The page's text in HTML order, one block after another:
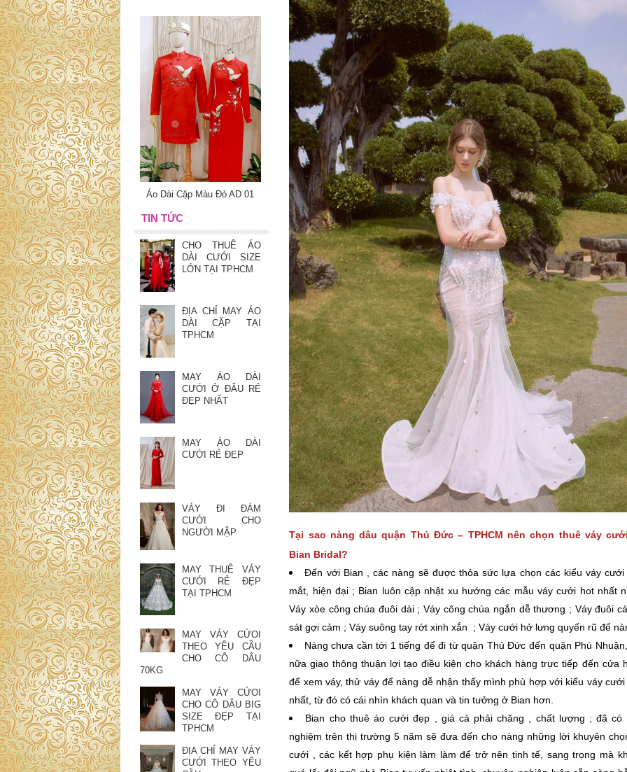
Tại sao nàng dâu quận Thủ Đức – TPHCM nên chọn thuê váy
Bian Bridal?
Đến với Bian , các nàng sẽ được thỏa sức lựa chọn các kiểu váy cưới
mắt, hiện đại ; Bian luôn cập nhật xu hướng các mẫu váy cưới hot nhất
Váy xòe công chúa đuôi dài ; Váy công chúa ngắn dễ thương ; Váy đuôi
sát gợi cảm ; Váy suông tay rớt xinh xắn ; Váy cưới hở lưng quyến rũ để
Nàng chưa cần tới 1 tiếng để đi từ quận Thủ Đức đến quận Phú
nữa giao thông thuận lợi tạo điều kiện cho khách hàng trực tiếp đến cửa
để xem váy, thử váy để nàng dễ nhận thấy mình phù hợp với kiểu váy cưới
nhất, từ đó có cái nhìn khách quan và tin tưởng ở Bian hơn.
Bian cho thuê áo cưới đẹp , giá cả phải chăng , chất lượng ; đã có
nghiệm trên thị trường 5 năm sẽ đưa đến cho nàng những lời khuyên
cưới , các kết hợp phụ kiện làm làm để trở nên tinh tế, sang trọng mà
Áo Dài Cặp Màu Đỏ AD 01
TIN TỨC
CHO THUÊ ÁO
DÀI CƯỚI SIZE
LỚN TẠI TPHCM
ĐỊA CHỈ MAY ÁO
DÀI CẶP TẠI
TPHCM
MAY ÁO DÀI
CƯỚI Ở ĐÂU RẺ
ĐẸP NHẤT
MAY ÁO DÀI
CƯỚI RẺ ĐẸP
VÁY ĐI ĐÁM
CƯỚI CHO
NGƯỜI MẬP
MAY THUÊ VÁY
CƯỚI RẺ ĐẸP
TẠI TPHCM
MAY VÁY CỨOI
THEO YÊU CẦU
CHO CÔ DÂU
70KG
MAY VÁY CỨOI
CHO CÔ DÂU BIG
SIZE ĐẸP TẠI
TPHCM
ĐỊA CHỈ MAY VÁY
CƯỚI THEO YÊU